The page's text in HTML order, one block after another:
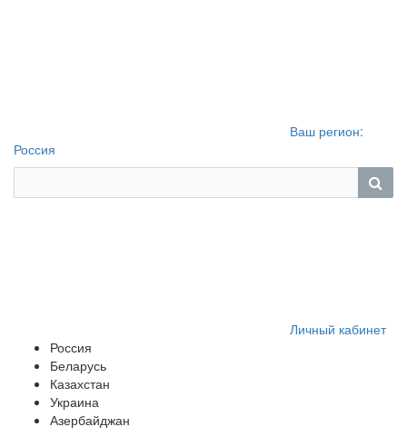
Ваш регион:
Россия
Личный кабинет
Россия
Беларусь
Казахстан
Украина
Азербайджан